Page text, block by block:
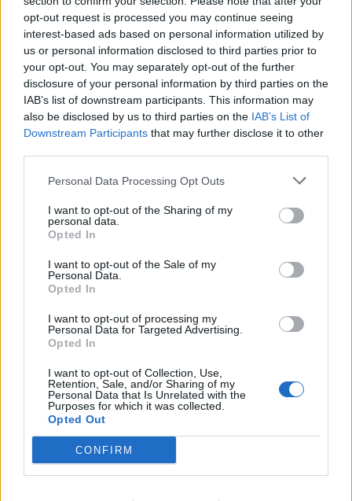
opt-out request is processed you may continue seeing
interest-based ads based on personal information utilized by
us or personal information disclosed to third parties prior to
your opt-out. You may separately opt-out of the further
disclosure of your personal information by third parties on the
IAB’s list of downstream participants. This information may
also be disclosed by us to third parties on the IAB’s List of
Downstream Participants that may further disclose it to other
Personal Data Processing Opt Outs
I want to opt-out of the Sharing of my
personal data.
Opted In
I want to opt-out of the Sale of my
Personal Data.
Opted In
I want to opt-out of processing my
Personal Data for Targeted Advertising.
Opted In
I want to opt-out of Collection, Use,
Retention, Sale, and/or Sharing of my
Personal Data that Is Unrelated with the
Purposes for which it was collected.
Opted Out
CONFIRM
Radares de Velocidade | Évora | agosto 2026
5/08/2026
Distrito de Évora conhece sorteio da Taça de
Portugal 2026/2027
4/08/2026